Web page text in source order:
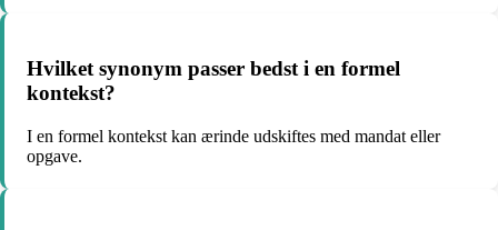
Hvilket synonym passer bedst i en formel
kontekst?
I en formel kontekst kan ærinde udskiftes med mandat eller
opgave.